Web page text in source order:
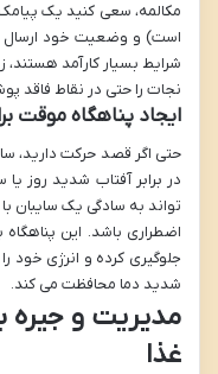
است) و وضعیت خود ارسال
شرایط بسیار کارآمد هستند،
نجات را حتی در نقاط فاقد
ایجاد پناهگاه موقت
حتی اگر قصد حرکت دارید،
در برابر آفتاب شدید روز
تواند به سادگی یک سایبان
اضطراری باشد. این
جلوگیری کرده و انرژی خود
شدید دما محافظت می کند.
مدیریت و جیره
غذا